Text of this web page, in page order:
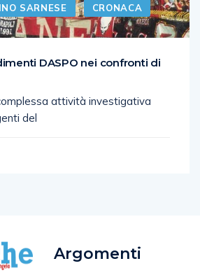
SARNESE CRONACA
DASPO nei confronti di
attività investigativa
del
Argomenti